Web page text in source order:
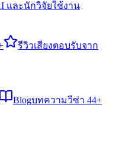
และนักวิจัยใช้งาน
รีวิวเสียงตอบรับจาก
Blogบทความวีซ่า 44+